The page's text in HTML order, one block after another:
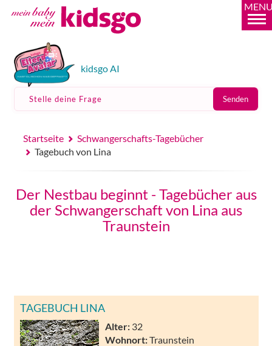
kidsgo AI
Stelle deine Frage Senden
Startseite
Schwangerschafts-Tagebücher
Tagebuch von Lina
Der Nestbau beginnt - Tagebücher aus
der Schwangerschaft von Lina aus
Traunstein
TAGEBUCH LINA
Alter: 32
Wohnort:Traunstein